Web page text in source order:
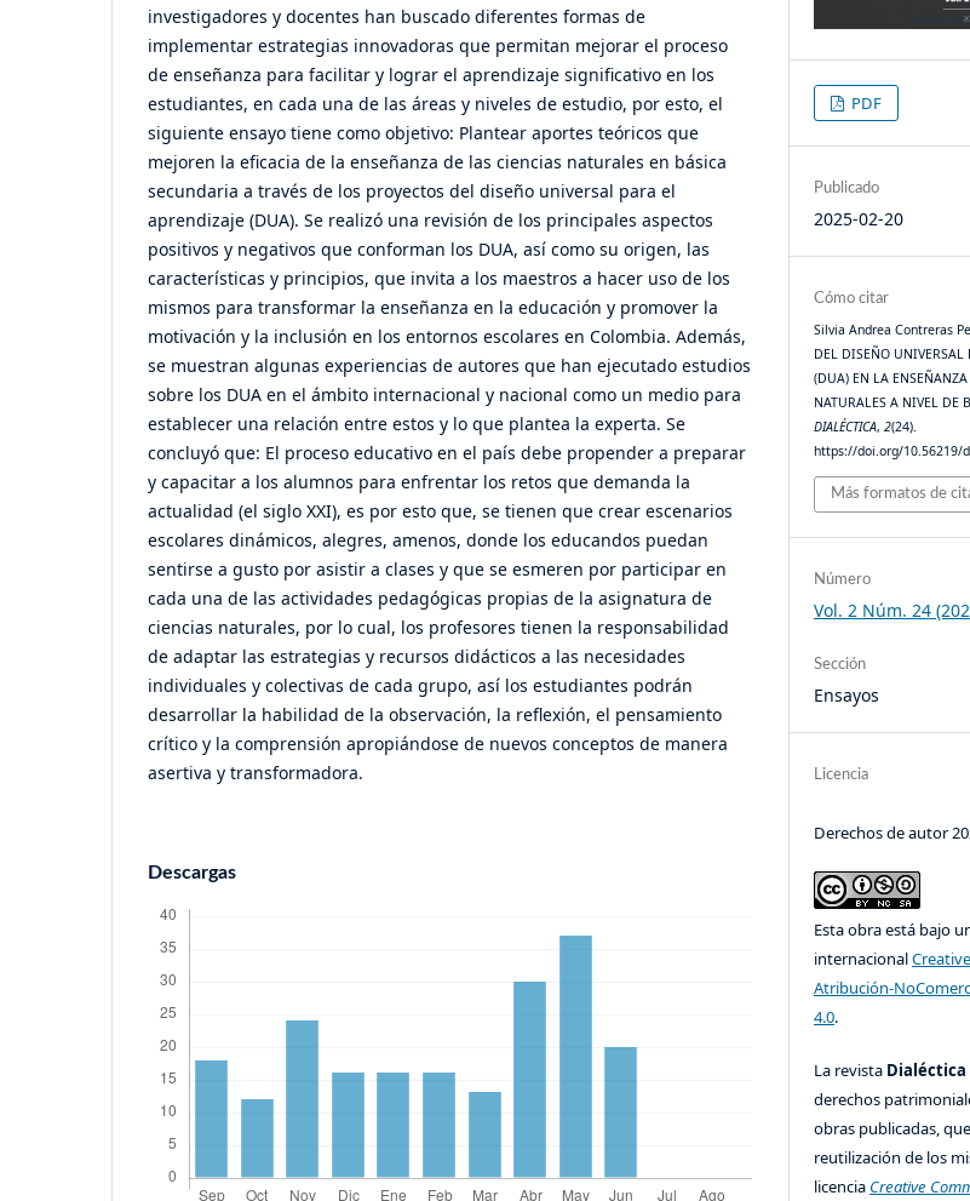
investigadores y docentes han buscado diferentes formas de
implementar estrategias innovadoras que permitan mejorar el proceso
de enseñanza para facilitar y lograr el aprendizaje significativo en los
estudiantes, en cada una de las áreas y niveles de estudio, por esto, el
siguiente ensayo tiene como objetivo: Plantear aportes teóricos que
mejoren la eficacia de la enseñanza de las ciencias naturales en básica
secundaria a través de los proyectos del diseño universal para el
aprendizaje (DUA). Se realizó una revisión de los principales aspectos
positivos y negativos que conforman los DUA, así como su origen, las
características y principios, que invita a los maestros a hacer uso de los
mismos para transformar la enseñanza en la educación y promover la
motivación y la inclusión en los entornos escolares en Colombia. Además,
se muestran algunas experiencias de autores que han ejecutado estudios
sobre los DUA en el ámbito internacional y nacional como un medio para
establecer una relación entre estos y lo que plantea la experta. Se
concluyó que: El proceso educativo en el país debe propender a preparar
y capacitar a los alumnos para enfrentar los retos que demanda la
actualidad (el siglo XXI), es por esto que, se tienen que crear escenarios
escolares dinámicos, alegres, amenos, donde los educandos puedan
sentirse a gusto por asistir a clases y que se esmeren por participar en
cada una de las actividades pedagógicas propias de la asignatura de
ciencias naturales, por lo cual, los profesores tienen la responsabilidad
de adaptar las estrategias y recursos didácticos a las necesidades
individuales y colectivas de cada grupo, así los estudiantes podrán
desarrollar la habilidad de la observación, la reflexión, el pensamiento
crítico y la comprensión apropiándose de nuevos conceptos de manera
asertiva y transformadora.
Descargas
PDF
Publicado
2025-02-20
Cómo citar
Silvia Andrea Contreras
DEL DISEÑO UNIVERSAL
(DUA) EN LA
NATURALES A NIVEL DE
DIALÉCTICA,2(24).
https://doi.org/10.56219/
Más formatos de
Número
Vol. 2 Núm. 24
Sección
Ensayos
Licencia
Derechos de autor
Esta obra está bajo
internacional
Atribución-
4.0.
La revista Dialéctica
derechos
obras publicadas,
reutilización de los
licencia Creative